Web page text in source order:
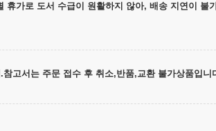
휴가로 도서 수급이 원활하지 않아, 배송 지연이
고서는 주문 접수 후 취소,반품,교환 불가상품입니